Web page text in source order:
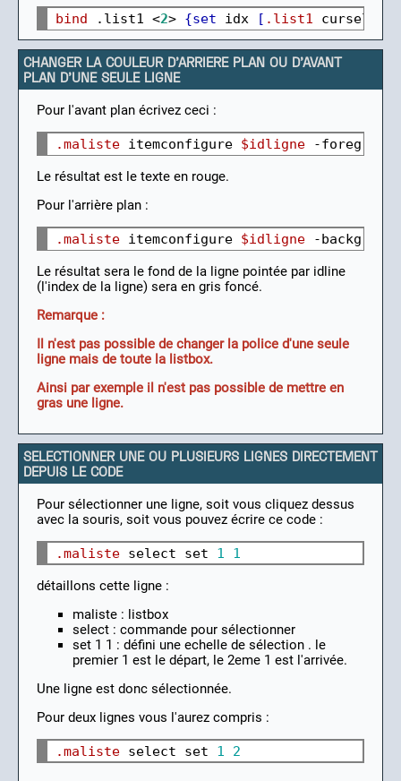
bind .list1 <2> {set idx [ .list1
CHANGER LA COULEUR D'ARRIERE PLAN OU D'AVANT
PLAN D'UNE SEULE LIGNE
Pour l'avant plan écrivez ceci :
.maliste itemconfigure $idligne -
Le résultat est le texte en rouge.
Pour l'arrière plan :
.maliste itemconfigure $idligne -
Le résultat sera le fond de la ligne pointée par idline
(l'index de la ligne) sera en gris foncé.
Remarque :
Il n'est pas possible de changer la police d'une seule
ligne mais de toute la listbox.
Ainsi par exemple il n'est pas possible de mettre en
gras une ligne.
SELECTIONNER UNE OU PLUSIEURS LIGNES DIRECTEMENT
DEPUIS LE CODE
Pour sélectionner une ligne, soit vous cliquez dessus
avec la souris, soit vous pouvez écrire ce code :
.maliste select set 1 1
détaillons cette ligne :
maliste : listbox
select : commande pour sélectionner
set 1 1 : défini une echelle de sélection . le
premier 1 est le départ, le 2eme 1 est l'arrivée.
Une ligne est donc sélectionnée.
Pour deux lignes vous l'aurez compris :
.maliste select set 1 2